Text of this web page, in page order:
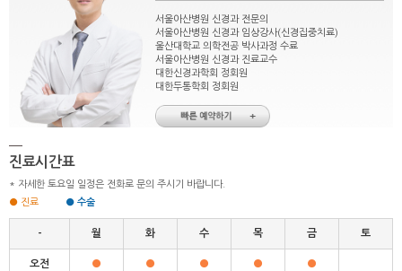
서울아산병원 신경과 전문의
서울아산병원 신경과 임상강사(신경집중치료)
울산대학교 의학전공 박사과정 수료
서울아산병원 신경과 진료교수
대한신경과학회 정회원
대한두통학회 정회원
진료시간표
* 자세한 토요일 일정은 전화로 문의 주시기 바랍니다.
● 진료 ● 수술
- 월 화 수 목 금 토
오전 ● ● ● ● ●